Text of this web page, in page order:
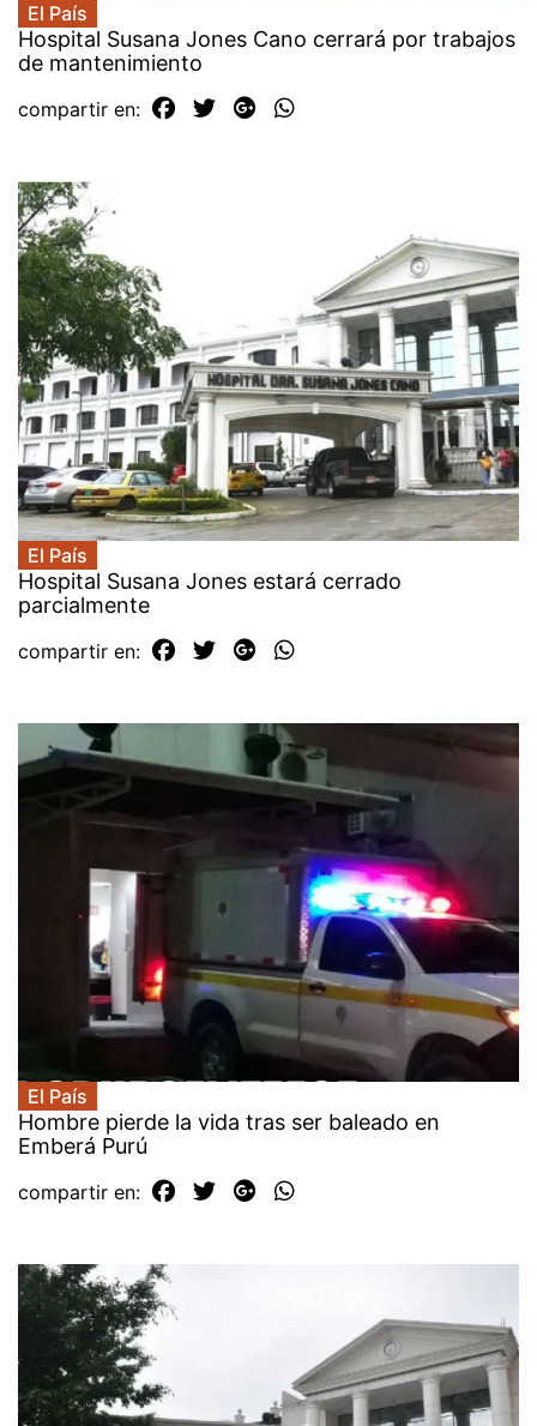
El País
Hospital Susana Jones Cano cerrará por trabajos
de mantenimiento
compartir en:
El País
Hospital Susana Jones estará cerrado
parcialmente
compartir en:
El País
Hombre pierde la vida tras ser baleado en
Emberá Purú
compartir en: